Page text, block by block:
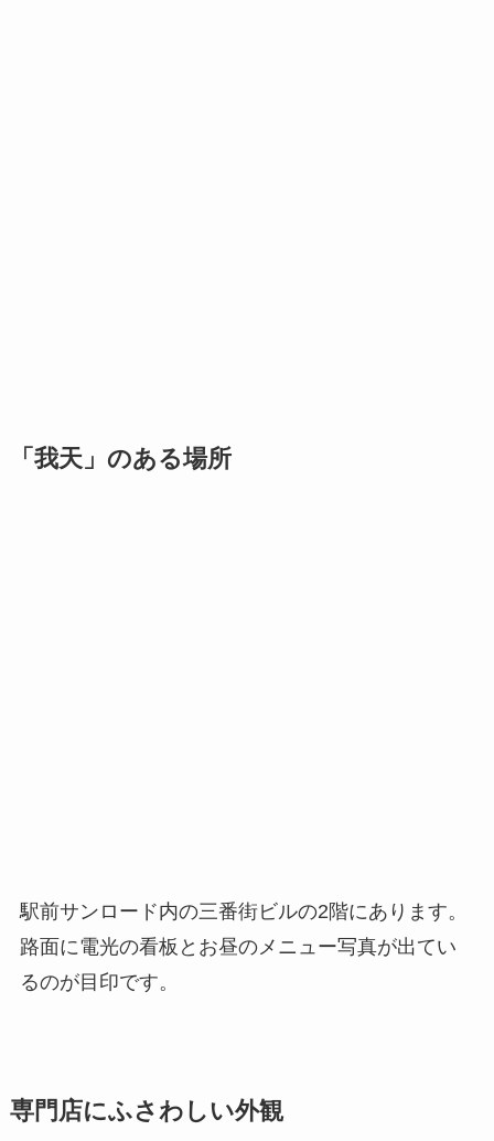
「我天」のある場所
駅前サンロード内の三番街ビルの2階にあります。
路面に電光の看板とお昼のメニュー写真が出てい
るのが目印です。
専門店にふさわしい外観